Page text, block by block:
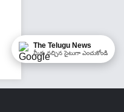
The Telugu News
మీకు నచ్చిన సైటుగా ఎంచుకోండి